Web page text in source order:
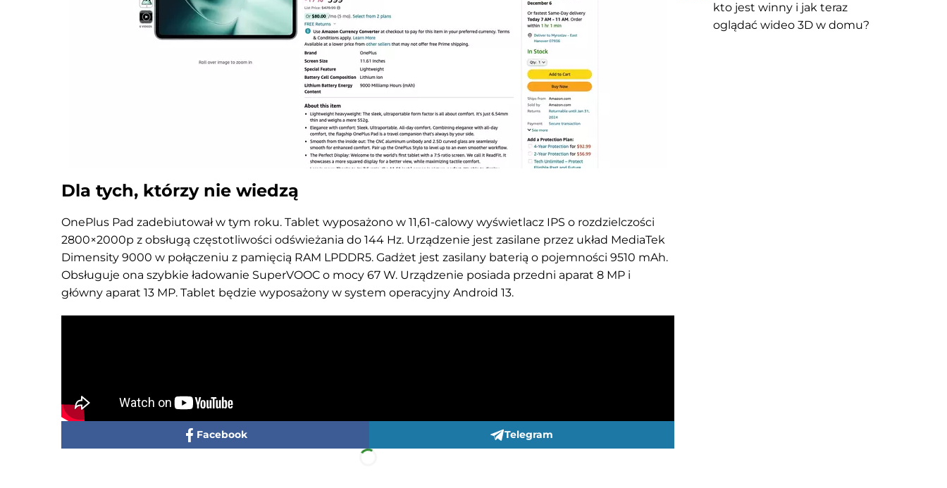
Dla tych, którzy nie wiedzą
OnePlus Pad zadebiutował w tym roku. Tablet wyposażono w 11,61-calowy wyświetlacz IPS o rozdzielczości
2800×2000p z obsługą częstotliwości odświeżania do 144 Hz. Urządzenie jest zasilane przez układ MediaTek
Dimensity 9000 w połączeniu z pamięcią RAM LPDDR5. Gadżet jest zasilany baterią o pojemności 9510 mAh.
Obsługuje ona szybkie ładowanie SuperVOOC o mocy 67 W. Urządzenie posiada przedni aparat 8 MP i
główny aparat 13 MP. Tablet będzie wyposażony w system operacyjny Android 13.
Facebook Telegram
kto jest winny i jak teraz
oglądać wideo 3D w domu?